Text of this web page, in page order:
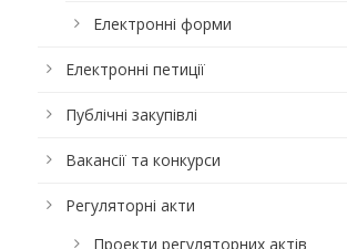
Електронні форми
Електронні петиції
Публічні закупівлі
Вакансії та конкурси
Регуляторні акти
Проекти регуляторних актів